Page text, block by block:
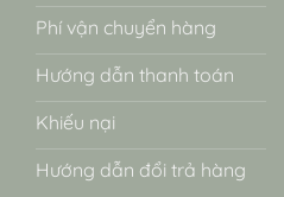
Phí vận chuyển hàng
Hướng dẫn thanh toán
Khiếu nại
Hướng dẫn đổi trả hàng